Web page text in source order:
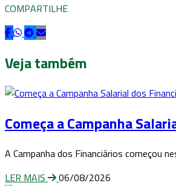
COMPARTILHE
Veja também
Começa a Campanha
A Campanha dos Financiários começou
LER MAIS
06/08/2026